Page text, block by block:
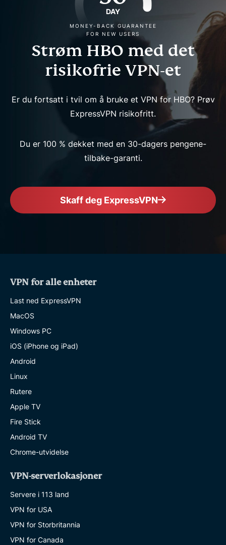
DAY
MONEY-BACK GUARANTEE
FOR NEW USERS
Strøm HBO med det
risikofrie VPN-et
Er du fortsatt i tvil om å bruke et VPN for HBO? Prøv
ExpressVPN risikofritt.
Du er 100 % dekket med en 30-dagers pengene-
tilbake-garanti.
Skaff deg ExpressVPN
VPN for alle enheter
Last ned ExpressVPN
MacOS
Windows PC
iOS (iPhone og iPad)
Android
Linux
Rutere
Apple TV
Fire Stick
Android TV
Chrome-utvidelse
VPN-serverlokasjoner
Servere i 113 land
VPN for USA
VPN for Storbritannia
VPN for Canada